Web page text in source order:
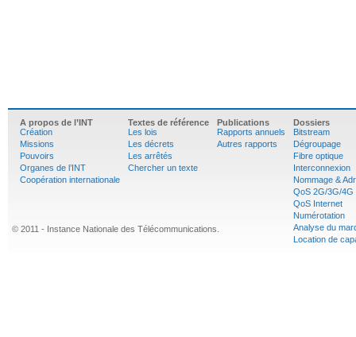
A propos de l’INT
Création
Missions
Pouvoirs
Organes de l’INT
Coopération internationale
Textes de référence
Les lois
Les décrets
Les arrêtés
Chercher un texte
Publications
Rapports annuels
Autres rapports
Dossiers
Bitstream
Dégroupage
Fibre optique
Interconnexion
Nommage &
QoS 2G/3G/4G
QoS Internet
Numérotation
Analyse du
Location de
© 2011 - Instance Nationale des Télécommunications.